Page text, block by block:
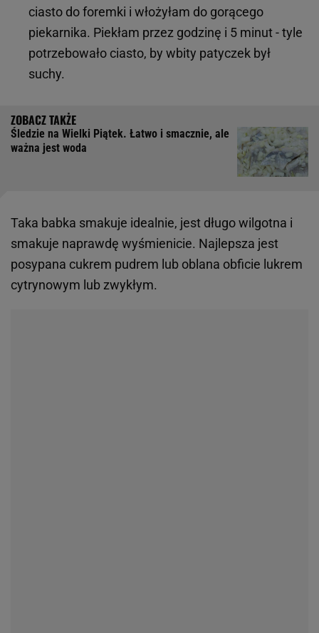
ciasto do foremki i włożyłam do gorącego
piekarnika. Piekłam przez godzinę i 5 minut - tyle
potrzebowało ciasto, by wbity patyczek był
suchy.
Śledzie na Wielki Piątek. Łatwo i smacznie, ale
ważna jest woda
Taka babka smakuje idealnie, jest długo wilgotna i
smakuje naprawdę wyśmienicie. Najlepsza jest
posypana cukrem pudrem lub oblana obficie lukrem
cytrynowym lub zwykłym.